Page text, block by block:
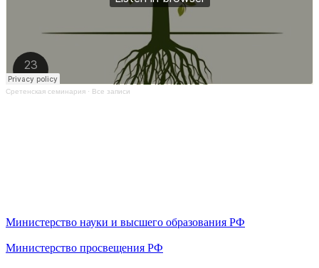
Сретенская семинария · Все записи
Министерство науки и высшего образования РФ
Министерство просвещения РФ